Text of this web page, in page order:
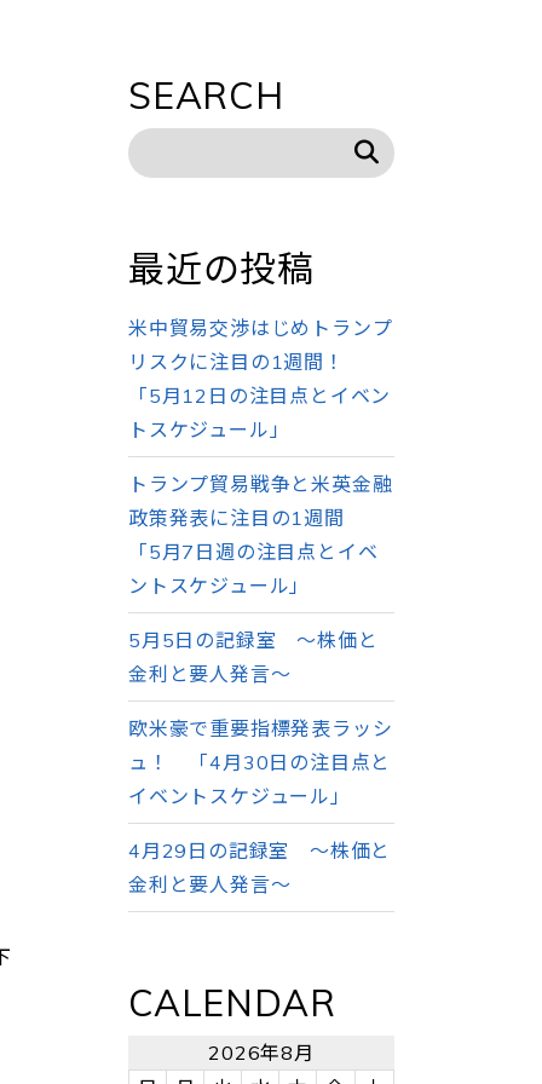
SEARCH
最近の投稿
米中貿易交渉はじめトランプ
リスクに注目の1週間！
「5月12日の注目点とイベン
トスケジュール」
トランプ貿易戦争と米英金融
政策発表に注目の1週間
「5月7日週の注目点とイベ
ントスケジュール」
5月5日の記録室 ～株価と
金利と要人発言～
欧米豪で重要指標発表ラッシ
ュ！ 「4月30日の注目点と
イベントスケジュール」
4月29日の記録室 ～株価と
金利と要人発言～
CALENDAR
2026年8月